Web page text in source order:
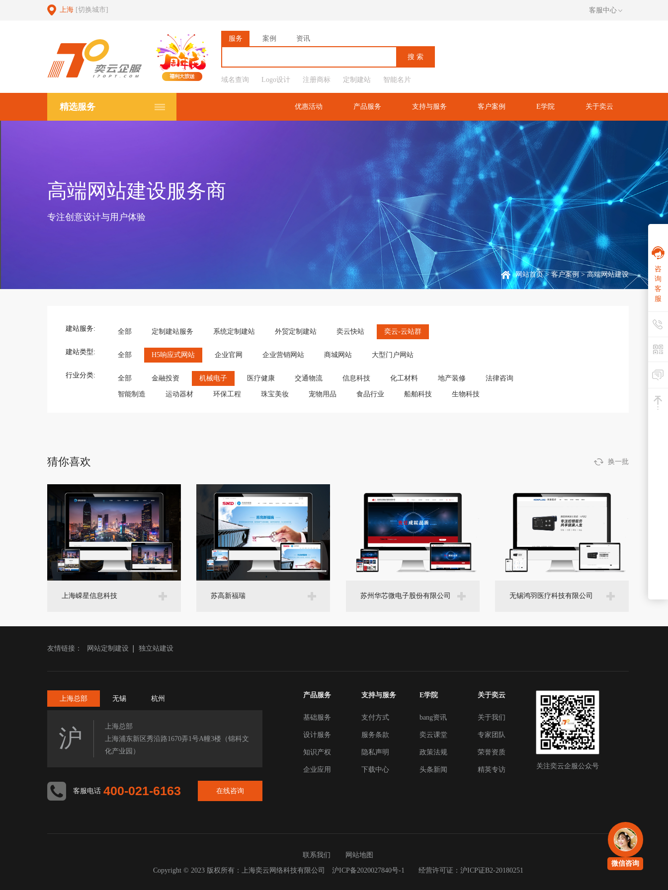
上海 [切换城市] 客服中心
服务 案例 资讯
域名查询 Logo设计 注册商标 定制建站 智能名片
精选服务 优惠活动 产品服务 支持与服务 客户案例 E学院 关于奕云
高端网站建设服务商
专注创意设计与用户体验
网站首页>客户案例> 高端网站建设
建站服务: 全部 定制建站服务 系统定制建站 外贸定制建站 奕云快站 奕云-云站群
建站类型: 全部 H5响应式网站 企业官网 企业营销网站 商城网站 大型门户网站
行业分类: 全部 金融投资 机械电子 医疗健康 交通物流 信息科技 化工材料 地产装修 法律咨询
智能制造 运动器材 环保工程 珠宝美妆 宠物用品 食品行业 船舶科技 生物科技
猜你喜欢 换一批
上海嵘星信息科技 苏高新福瑞 苏州华芯微电子股份有限公司 无锡鸿羽医疗科技有限公司
友情链接： 网站定制建设 独立站建设
上海总部 无锡 杭州
沪
上海总部
上海浦东新区秀沿路1670弄1号A幢3楼（锦科文
化产业园）
客服电话 400-021-6163 在线咨询
产品服务
基础服务
设计服务
知识产权
企业应用
支持与服务
支付方式
服务条款
隐私声明
下载中心
E学院
bang资讯
奕云课堂
政策法规
头条新闻
关于奕云
关于我们
专家团队
荣誉资质
精英专访 关注奕云企服公众号
联系我们 网站地图
Copyright © 2023 版权所有：上海奕云网络科技有限公司 沪ICP备2020027840号-1 经营许可证：沪ICP证B2-20180251
咨
询
客
服
微信咨询